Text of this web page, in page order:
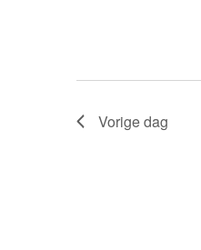
Vorige dag